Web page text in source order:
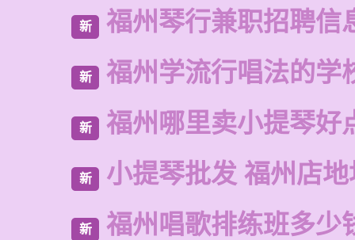
新 福州琴行兼职招聘信
新 福州学流行唱法的学
新 福州哪里卖小提琴好
新 小提琴批发 福州店地
新 福州唱歌排练班多少